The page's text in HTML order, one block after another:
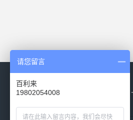
请您留言
百利来
19802054008